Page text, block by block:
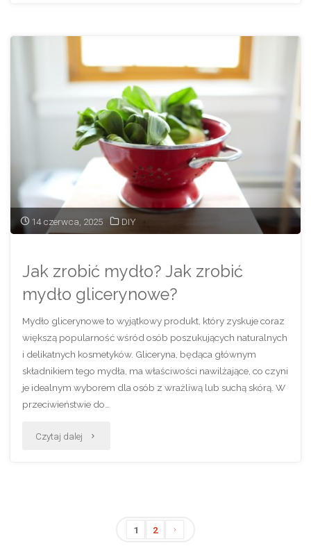
koraliki
do
prasowania
wzory
diy"
14 czerwca, 2025 DIY
Jak zrobić mydło? Jak zrobić
mydło glicerynowe?
Mydło glicerynowe to wyjątkowy produkt, który zyskuje coraz
większą popularność wśród osób poszukujących naturalnych
i delikatnych kosmetyków. Gliceryna, będąca głównym
składnikiem tego mydła, ma właściwości nawilżające, co czyni
je idealnym wyborem dla osób z wrażliwą lub suchą skórą. W
przeciwieństwie do…
Czytaj dalej "Jak
1 2